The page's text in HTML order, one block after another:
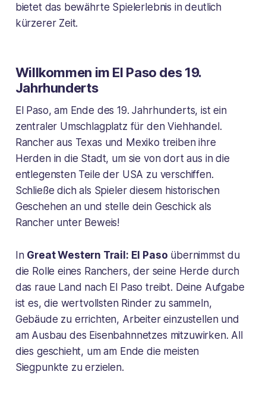
bietet das bewährte Spielerlebnis in deutlich
kürzerer Zeit.
Willkommen im El Paso des 19.
Jahrhunderts
El Paso, am Ende des 19. Jahrhunderts, ist ein
zentraler Umschlagplatz für den Viehhandel.
Rancher aus Texas und Mexiko treiben ihre
Herden in die Stadt, um sie von dort aus in die
entlegensten Teile der USA zu verschiffen.
Schließe dich als Spieler diesem historischen
Geschehen an und stelle dein Geschick als
Rancher unter Beweis!
In Great Western Trail: El Paso übernimmst du
die Rolle eines Ranchers, der seine Herde durch
das raue Land nach El Paso treibt. Deine Aufgabe
ist es, die wertvollsten Rinder zu sammeln,
Gebäude zu errichten, Arbeiter einzustellen und
am Ausbau des Eisenbahnnetzes mitzuwirken. All
dies geschieht, um am Ende die meisten
Siegpunkte zu erzielen.